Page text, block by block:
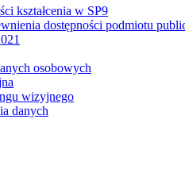
kształcenia w SP9
dostępności podmiotu
osobowych
wizyjnego
danych